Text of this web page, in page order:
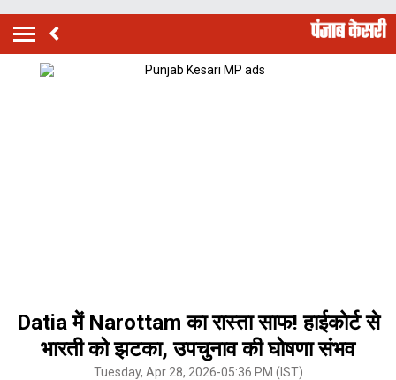
Datia में Narottam का रास्ता साफ! हाईकोर्ट से
भारती को झटका, उपचुनाव की घोषणा संभव
Tuesday, Apr 28, 2026-05:36 PM (IST)